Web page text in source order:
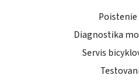
Diagnostika
Servis